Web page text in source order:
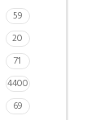
59
20
71
4400
69